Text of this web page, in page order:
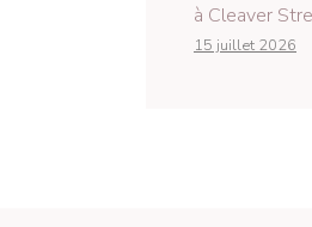
à Cleaver
15 juillet 2026